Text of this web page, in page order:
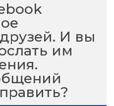
И вы
им